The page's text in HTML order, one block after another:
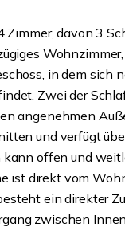
davon 3
in dem sich
Zwei der
angenehmen
und verfügt
offen und
ist direkt vom
ein direkter
zwischen